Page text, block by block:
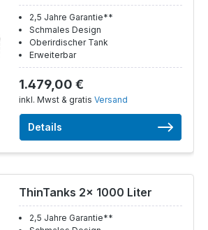
2,5 Jahre Garantie**
Schmales Design
Oberirdischer Tank
Erweiterbar
1.479,00 €
inkl. Mwst & gratis Versand
Details
ThinTanks 2x 1000 Liter
2,5 Jahre Garantie**